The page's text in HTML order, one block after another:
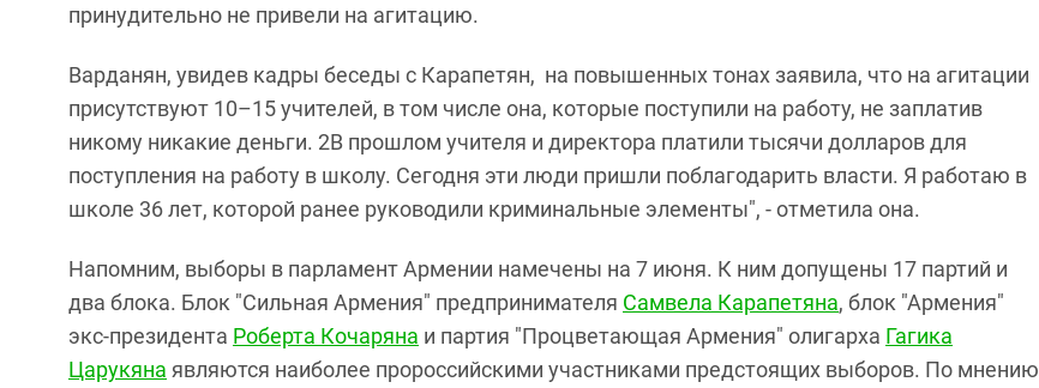
принудительно не привели на агитацию.
Варданян, увидев кадры беседы с Карапетян, на повышенных тонах заявила, что на агитации
присутствуют 10–15 учителей, в том числе она, которые поступили на работу, не заплатив
никому никакие деньги. 2В прошлом учителя и директора платили тысячи долларов для
поступления на работу в школу. Сегодня эти люди пришли поблагодарить власти. Я работаю в
школе 36 лет, которой ранее руководили криминальные элементы", - отметила она.
Напомним, выборы в парламент Армении намечены на 7 июня. К ним допущены 17 партий и
два блока. Блок "Сильная Армения" предпринимателя Самвела Карапетяна, блок "Армения"
экс-президента Роберта Кочаряна и партия "Процветающая Армения" олигарха Гагика
Царукяна являются наиболее пророссийскими участниками предстоящих выборов. По мнению